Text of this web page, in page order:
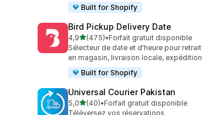
Built for Shopify
Bird Pickup Delivery Date
4,9étoile(s) sur 5
(475)
475 avis au total
•Forfait gratuit disponible
Sélecteur de date et d'heure pour retrait
en magasin, livraison locale, expédition
Built for Shopify
Universal Courier Pakistan
5,0étoile(s) sur 5
(40)
40 avis au total
•Forfait gratuit disponible
Téléversez vos réservations